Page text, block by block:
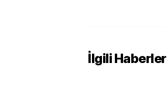
İlgili Haberler